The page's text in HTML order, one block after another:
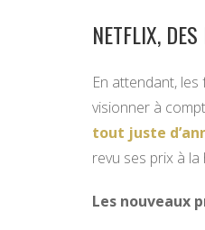
NETFLIX,
En attendant,
visionner à
tout juste
revu ses prix à la
Les nouveaux